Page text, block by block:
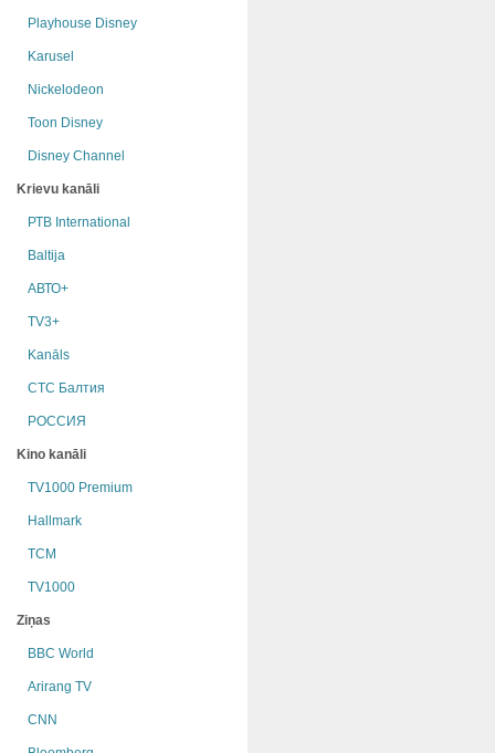
Playhouse Disney
Karusel
Nickelodeon
Toon Disney
Disney Channel
Krievu kanāli
РТB International
Baltija
АВТО+
TV3+
Kanāls
СТС Балтия
РОССИЯ
Kino kanāli
TV1000 Premium
Hallmark
TCM
TV1000
Ziņas
BBC World
Arirang TV
CNN